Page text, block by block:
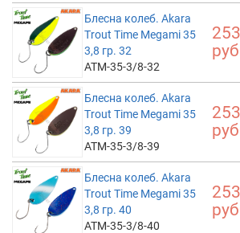
Блесна колеб. Akara
Trout Time Megami 35
3,8 гр. 32
ATM-35-3/8-32
253
Блесна колеб. Akara
Trout Time Megami 35
3,8 гр. 39
ATM-35-3/8-39
253
Блесна колеб. Akara
Trout Time Megami 35
3,8 гр. 40
ATM-35-3/8-40
253